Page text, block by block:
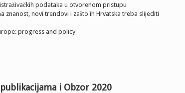
podataka u otvorenom pristupu
znanost, novi trendovi i zašto ih Hrvatska treba slijediti
progress and policy
i Obzor 2020